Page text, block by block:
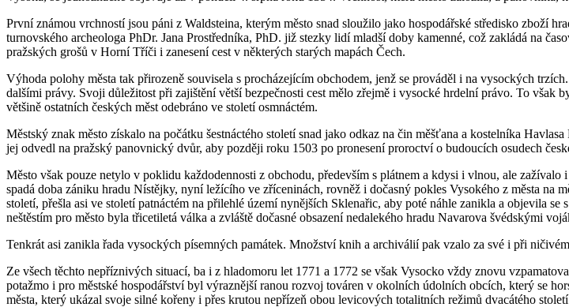
První známou vrchností jsou páni z Waldsteina, kterým město snad sloužilo jako hospodářské středisko zboží
turnovského archeologa PhDr. Jana Prostředníka, PhD. již stezky lidí mladší doby kamenné, což zakládá na
pražských grošů v Horní Tříči i zanesení cest v některých starých mapách Čech.
Výhoda polohy města tak přirozeně souvisela s procházejícím obchodem, jenž se prováděl i na vysockých
dalšími právy. Svoji důležitost při zajištění větší bezpečnosti cest mělo zřejmě i vysocké hrdelní právo. To
většině ostatních českých měst odebráno ve století osmnáctém.
Městský znak město získalo na počátku šestnáctého století snad jako odkaz na čin měšťana a kostelníka
jej odvedl na pražský panovnický dvůr, aby později roku 1503 po pronesení proroctví o budoucích osudech
Město však pouze netylo v poklidu každodennosti z obchodu, především s plátnem a kdysi i vlnou, ale
spadá doba zániku hradu Nístějky, nyní ležícího ve zříceninách, rovněž i dočasný pokles Vysokého z města na
století, přešla asi ve století patnáctém na přilehlé území nynějších Sklenařic, aby poté náhle zanikla a objevila
neštěstím pro město byla třicetiletá válka a zvláště dočasné obsazení nedalekého hradu Navarova švédskými
Tenkrát asi zanikla řada vysockých písemných památek. Množství knih a archiválií pak vzalo za své i při
Ze všech těchto nepříznivých situací, ba i z hladomoru let 1771 a 1772 se však Vysocko vždy znovu
potažmo i pro městské hospodářství byl výraznější ranou rozvoj továren v okolních údolních obcích, který se
města, který ukázal svoje silné kořeny i přes krutou nepřízeň obou levicových totalitních režimů dvacátého